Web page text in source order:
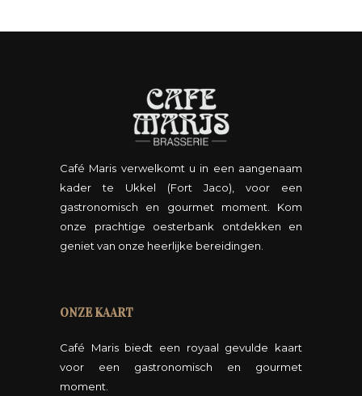
Café Maris verwelkomt u in een aangenaam
kader te Ukkel (Fort Jaco), voor een
gastronomisch en gourmet moment. Kom
onze prachtige oesterbank ontdekken en
geniet van onze heerlijke bereidingen.
ONZE KAART
Café Maris biedt een royaal gevulde kaart
voor een gastronomisch en gourmet
moment.